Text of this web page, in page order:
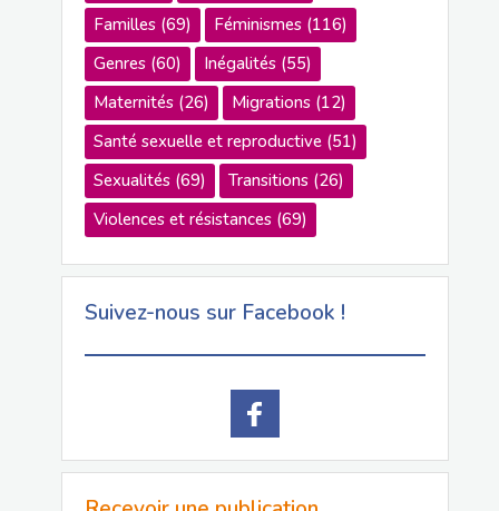
Familles(69) Féminismes(116)
Genres(60) Inégalités(55)
Maternités(26) Migrations(12)
Santé sexuelle et reproductive(51)
Sexualités(69) Transitions(26)
Violences et résistances(69)
Suivez-nous sur Facebook !